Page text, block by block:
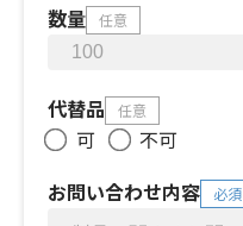
数量 任意
代替品 任意
可
不可
お問い合わせ内容
必須